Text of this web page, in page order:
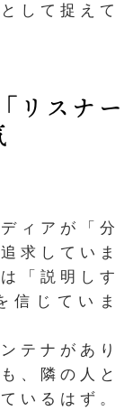
して捉えて
リスナー
ィアが「分
求していま
「説明しす
信じていま
テナがあり
、隣の人と
いるはず。